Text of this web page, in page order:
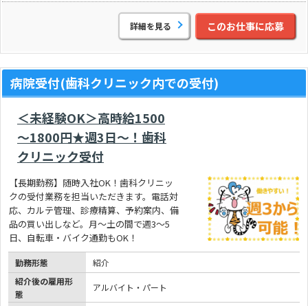
詳細を見る このお仕事に応募
病院受付(歯科クリニック内での受付)
＜未経験OK＞高時給1500
～1800円★週3日～！歯科
クリニック受付
【長期勤務】随時入社OK！歯科クリニッ
クの受付業務を担当いただきます。電話対
応、カルテ管理、診療精算、予約案内、備
品の買い出しなど。月～土の間で週3～5
日、自転車・バイク通勤もOK！
勤務形態
紹介
紹介後の雇用形
態
アルバイト・パート